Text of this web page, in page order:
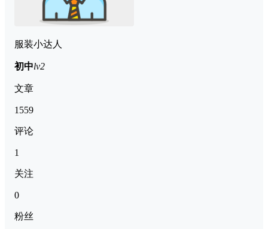
服装小达人
初中lv2
文章
1559
评论
1
关注
0
粉丝